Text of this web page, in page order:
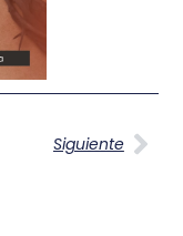
Siguiente